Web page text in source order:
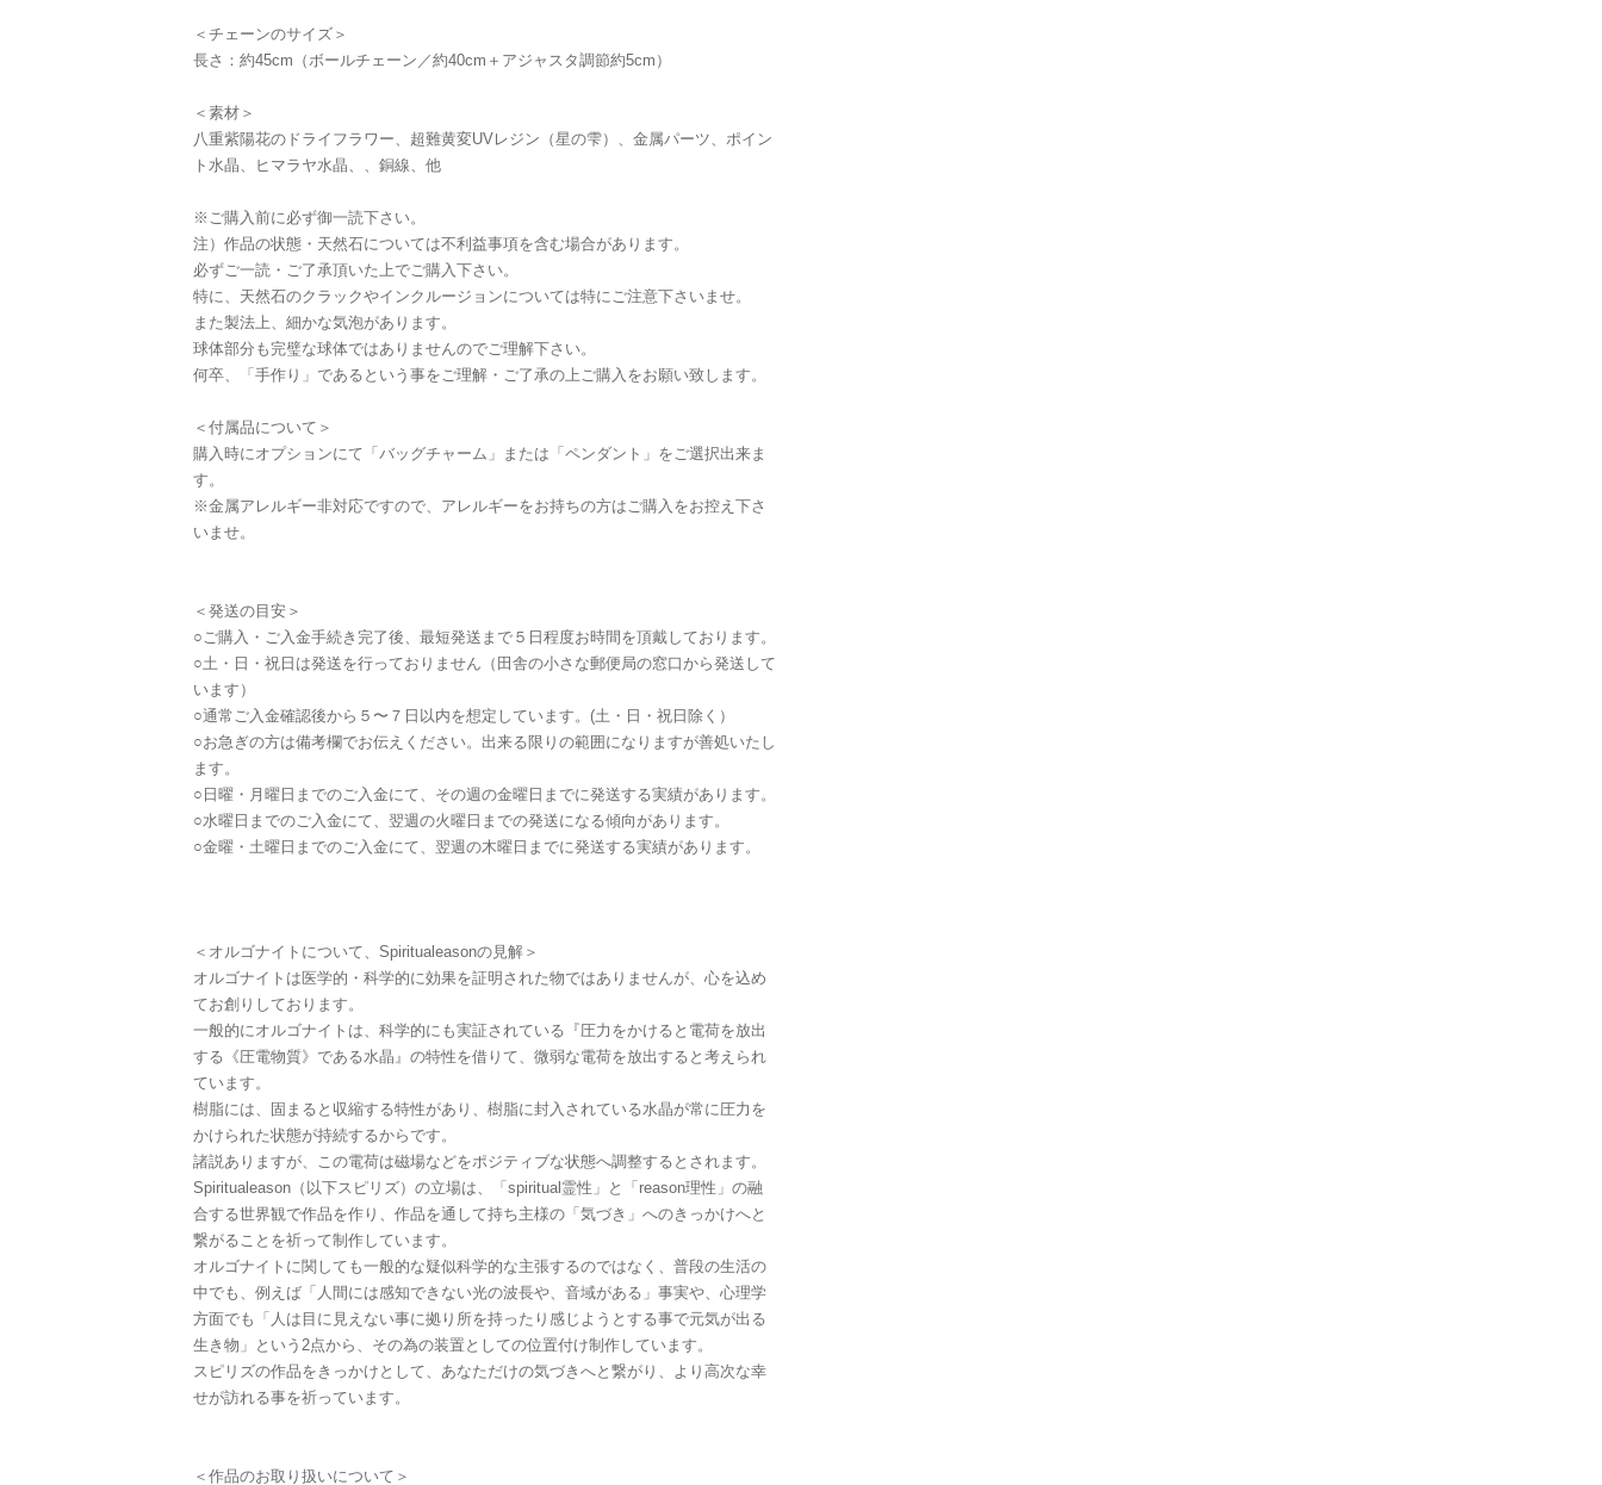
＜チェーンのサイズ＞
長さ：約45cm（ボールチェーン／約40cm＋アジャスタ調節約5cm）
＜素材＞
八重紫陽花のドライフラワー、超難黄変UVレジン（星の雫）、金属パーツ、ポイン
ト水晶、ヒマラヤ水晶、、銅線、他
※ご購入前に必ず御一読下さい。
注）作品の状態・天然石については不利益事項を含む場合があります。
必ずご一読・ご了承頂いた上でご購入下さい。
特に、天然石のクラックやインクルージョンについては特にご注意下さいませ。
また製法上、細かな気泡があります。
球体部分も完璧な球体ではありませんのでご理解下さい。
何卒、「手作り」であるという事をご理解・ご了承の上ご購入をお願い致します。
＜付属品について＞
購入時にオプションにて「バッグチャーム」または「ペンダント」をご選択出来ま
す。
※金属アレルギー非対応ですので、アレルギーをお持ちの方はご購入をお控え下さ
いませ。
＜発送の目安＞
○ご購入・ご入金手続き完了後、最短発送まで５日程度お時間を頂戴しております。
○土・日・祝日は発送を行っておりません（田舎の小さな郵便局の窓口から発送して
います）
○通常ご入金確認後から５〜７日以内を想定しています。(土・日・祝日除く）
○お急ぎの方は備考欄でお伝えください。出来る限りの範囲になりますが善処いたし
ます。
○日曜・月曜日までのご入金にて、その週の金曜日までに発送する実績があります。
○水曜日までのご入金にて、翌週の火曜日までの発送になる傾向があります。
○金曜・土曜日までのご入金にて、翌週の木曜日までに発送する実績があります。
＜オルゴナイトについて、Spiritualeasonの見解＞
オルゴナイトは医学的・科学的に効果を証明された物ではありませんが、心を込め
てお創りしております。
一般的にオルゴナイトは、科学的にも実証されている『圧力をかけると電荷を放出
する《圧電物質》である水晶』の特性を借りて、微弱な電荷を放出すると考えられ
ています。
樹脂には、固まると収縮する特性があり、樹脂に封入されている水晶が常に圧力を
かけられた状態が持続するからです。
諸説ありますが、この電荷は磁場などをポジティブな状態へ調整するとされます。
Spiritualeason（以下スピリズ）の立場は、「spiritual霊性」と「reason理性」の融
合する世界観で作品を作り、作品を通して持ち主様の「気づき」へのきっかけへと
繋がることを祈って制作しています。
オルゴナイトに関しても一般的な疑似科学的な主張するのではなく、普段の生活の
中でも、例えば「人間には感知できない光の波長や、音域がある」事実や、心理学
方面でも「人は目に見えない事に拠り所を持ったり感じようとする事で元気が出る
生き物」という2点から、その為の装置としての位置付け制作しています。
スピリズの作品をきっかけとして、あなただけの気づきへと繋がり、より高次な幸
せが訪れる事を祈っています。
＜作品のお取り扱いについて＞